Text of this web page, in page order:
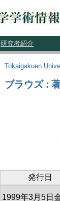
研究者紹介
Tokaigakuen
ブラウズ :
発行日
1999年3月5日